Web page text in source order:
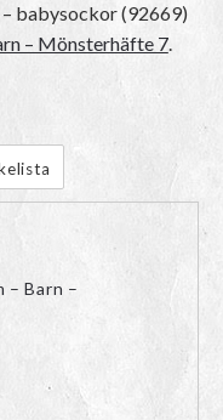
babysockor (92669)
– Mönsterhäfte 7.
– Barn –